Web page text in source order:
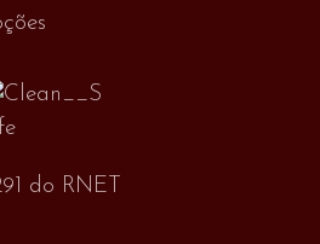
do RNET